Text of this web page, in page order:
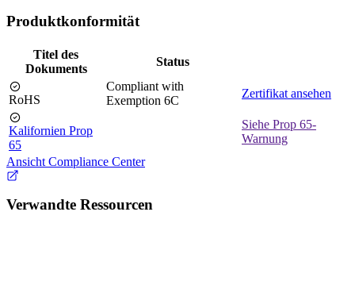
Produktkonformität
Titel des
Dokuments
Status
RoHS
Compliant with
Exemption 6C
Zertifikat ansehen
Kalifornien Prop
65
Siehe Prop 65-
Warnung
Ansicht Compliance Center
Verwandte Ressourcen